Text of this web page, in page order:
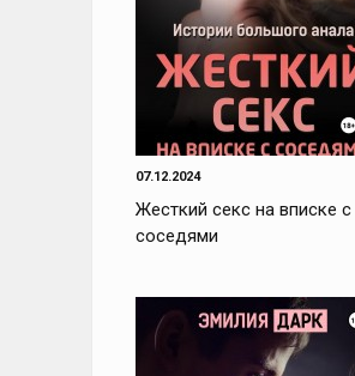
07.12.2024
Жесткий секс на вписке с
соседями